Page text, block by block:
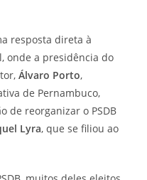
resposta direta à
onde a presidência do
Álvaro Porto,
de Pernambuco,
de reorganizar o PSDB
Lyra, que se filiou ao